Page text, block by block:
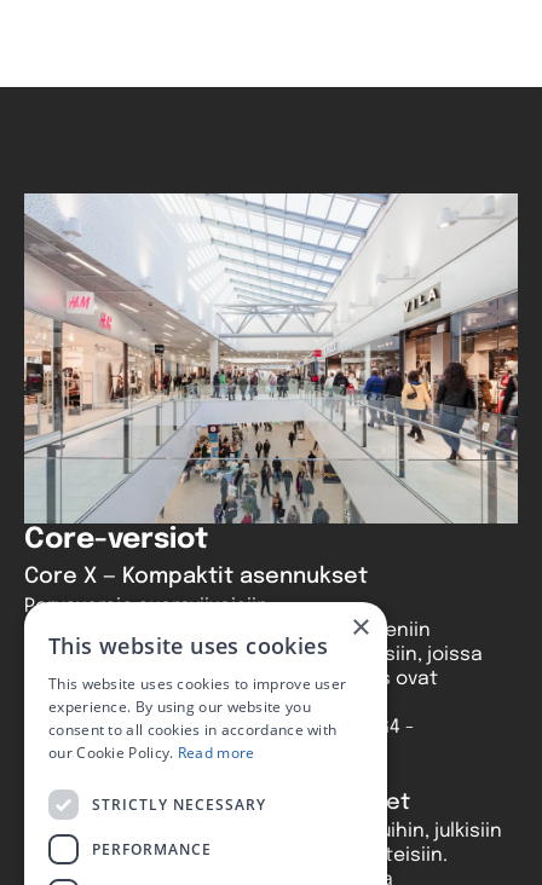
Core-versiot
Core X — Kompaktit asennukset
Perusversio suoraviivaisiin
yleisäänentoistotarpeisiin. Soveltuu pieniin
myymälöihin, kouluihin ja muihin kohteisiin, joissa
yksinkertaisuus ja kustannustehokkuus ovat
tärkeintä. Tarjoaa olennaisen
vahvistintoiminnallisuuden koko AVEC G4 -
ominaisuuspaketilla.
Core I — Keskikokoiset rakennukset
Suunniteltu toimistorakennuksiin, kouluihin, julkisiin
tiloihin ja pieniin terveydenhuollon kohteisiin.
Tasapainoinen suhde vahvistintehon ja
×
This website uses cookies
This website uses cookies to improve user
experience. By using our website you
consent to all cookies in accordance with
our Cookie Policy. Read more
STRICTLY NECESSARY
PERFORMANCE